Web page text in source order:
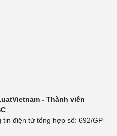
- Thành viên
điện tử tổng hợp số: 692/GP-